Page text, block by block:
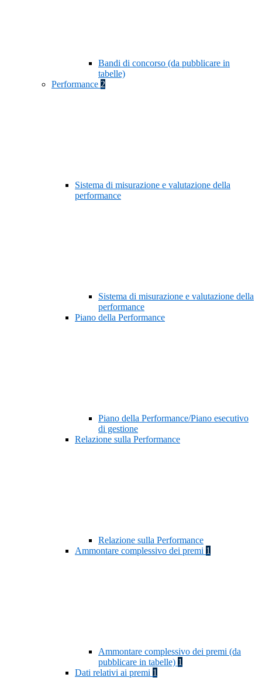
Bandi di concorso (da pubblicare in
tabelle)
Performance 2
Sistema di misurazione e valutazione della
performance
Sistema di misurazione e valutazione della
performance
Piano della Performance
Piano della Performance/Piano esecutivo
di gestione
Relazione sulla Performance
Relazione sulla Performance
Ammontare complessivo dei premi 1
Ammontare complessivo dei premi (da
pubblicare in tabelle) 1
Dati relativi ai premi 1